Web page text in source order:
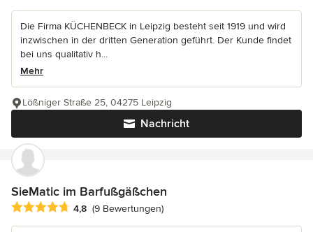
Die Firma KÜCHENBECK in Leipzig besteht seit 1919 und wird
inzwischen in der dritten Generation geführt. Der Kunde findet
bei uns qualitativ h...
Mehr
Nachricht
Lößniger Straße 25, 04275 Leipzig
SieMatic im Barfußgäßchen
Durchschnittliche Bewertung: 4.8 von 5 Sternen
4,8 (9 Bewertungen)